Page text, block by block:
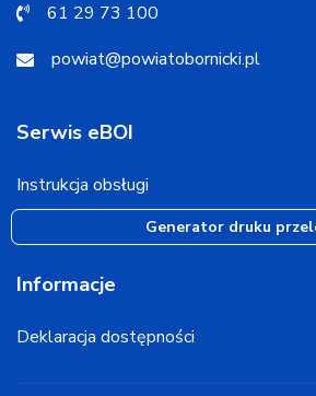
61 29 73 100
powiat@powiatobornicki.pl
Serwis eBOI
Instrukcja obsługi
Generator druku
Informacje
Deklaracja dostępności